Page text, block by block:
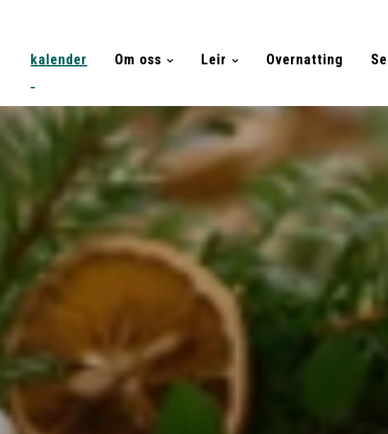
kalender Om oss Leir Overnatting